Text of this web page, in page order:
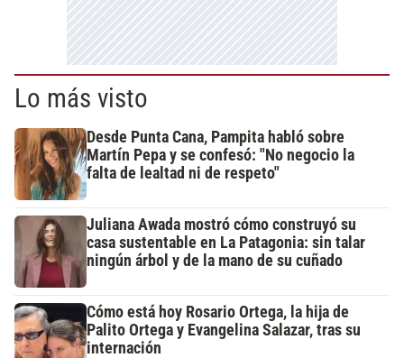
Lo más visto
Desde Punta Cana, Pampita habló sobre
Martín Pepa y se confesó: "No negocio la
falta de lealtad ni de respeto"
Juliana Awada mostró cómo construyó su
casa sustentable en La Patagonia: sin talar
ningún árbol y de la mano de su cuñado
Cómo está hoy Rosario Ortega, la hija de
Palito Ortega y Evangelina Salazar, tras su
internación